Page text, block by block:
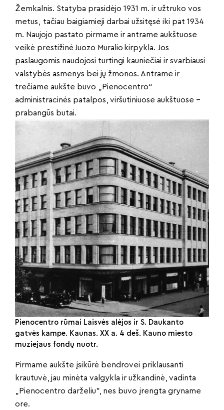
Žemkalnis. Statyba prasidėjo 1931 m. ir užtruko vos
metus, tačiau baigiamieji darbai užsitęsė iki pat 1934
m. Naujojo pastato pirmame ir antrame aukštuose
veikė prestižinė Juozo Muralio kirpykla. Jos
paslaugomis naudojosi turtingi kauniečiai ir svarbiausi
valstybės asmenys bei jų žmonos. Antrame ir
trečiame aukšte buvo „Pienocentro“
administracinės patalpos, viršutiniuose aukštuose –
prabangūs butai.
Pienocentro rūmai Laisvės alėjos ir S. Daukanto
gatvės kampe. Kaunas. XX a. 4 deš. Kauno miesto
muziejaus fondų nuotr.
Pirmame aukšte įsikūrė bendrovei priklausanti
krautuvė, jau minėta valgykla ir užkandinė, vadinta
„Pienocentro darželiu”, nes buvo įrengta gryname
ore.